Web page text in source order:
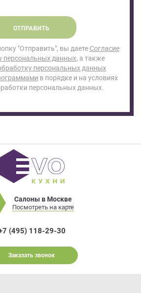
ОТПРАВИТЬ
"Отправить", вы даете Согласие
персональных данных, а также
персональных данных
в порядке и на условиях
персональных данных.
Салоны в Москве
Посмотреть на карте
(495) 118-29-30
Заказать звонок